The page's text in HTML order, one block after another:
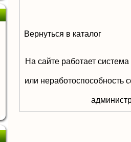
Вернуться в каталог
На сайте работает
или неработоспособность